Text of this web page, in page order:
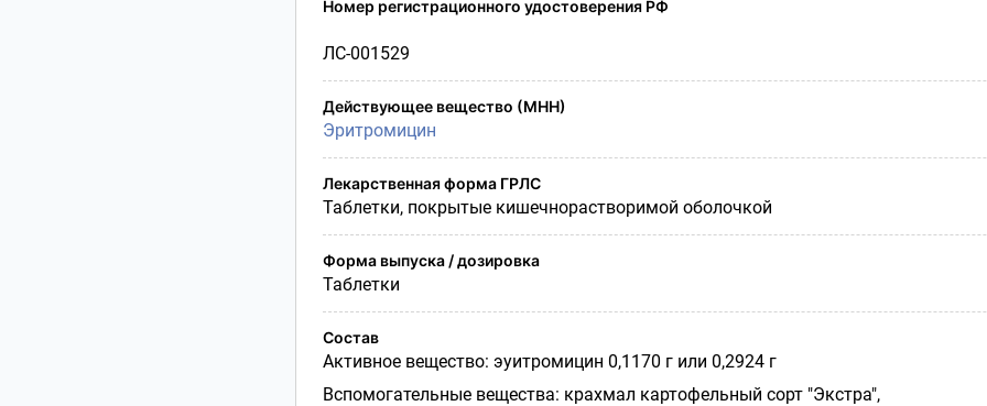
Номер регистрационного удостоверения РФ
ЛС-001529
Действующее вещество (МНН)
Эритромицин
Лекарственная форма ГРЛС
Таблетки, покрытые кишечнорастворимой оболочкой
Форма выпуска / дозировка
Таблетки
Состав
Активное вещество: эуитромицин 0,1170 г или 0,2924 г
Вспомогательные вещества: крахмал картофельный сорт "Экстра",